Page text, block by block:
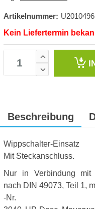
Artikelnummer: U2010496
Kein Liefertermin
Beschreibung
Wippschalter-Einsatz
Mit Steckanschluss.
Nur in Verbindung mit
nach DIN 49073, Teil 1,
-Nr.